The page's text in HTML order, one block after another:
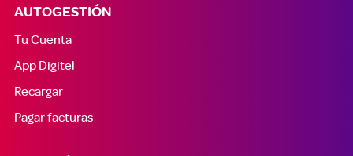
AUTOGESTIÓN
Tu Cuenta
App Digitel
Recargar
Pagar facturas